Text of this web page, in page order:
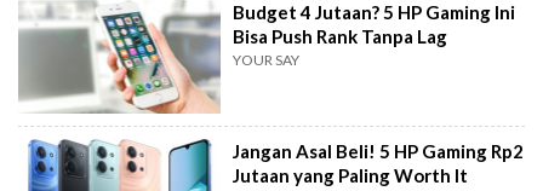
Budget 4 Jutaan? 5 HP Gaming Ini
Bisa Push Rank Tanpa Lag
YOUR SAY
Jangan Asal Beli! 5 HP Gaming Rp2
Jutaan yang Paling Worth It